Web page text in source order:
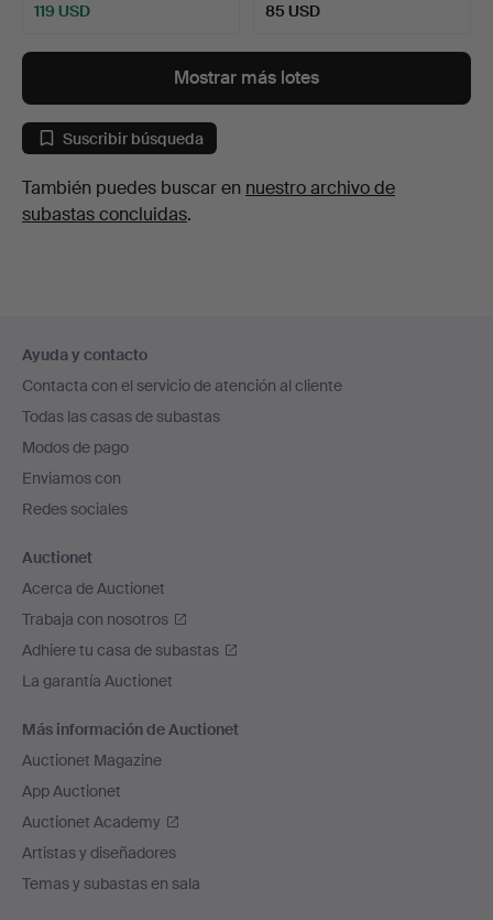
119 USD 85 USD
Mostrar más lotes
Suscribir búsqueda
También puedes buscar en nuestro archivo de
subastas concluidas.
en
el
pie
de
página
Ayuda y contacto
Contacta con el servicio de atención al cliente
Todas las casas de subastas
Modos de pago
Enviamos con
Redes sociales
Auctionet
Acerca de Auctionet
Trabaja con nosotros
Adhiere tu casa de subastas
La garantía Auctionet
Más información de Auctionet
Auctionet Magazine
App Auctionet
Auctionet Academy
Artistas y diseñadores
Temas y subastas en sala